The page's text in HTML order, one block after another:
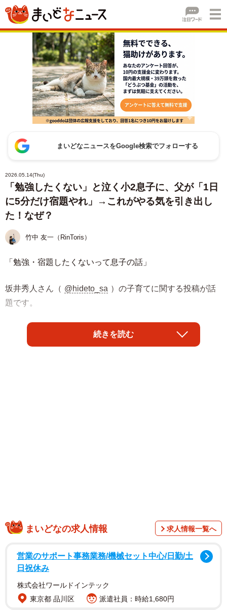
まいどなニュースをGoogle検索でフォローする
2026.05.14(Thu)
「勉強したくない」と泣く小2息子に、父が「1日
に5分だけ宿題やれ」→これがやる気を引き出し
た！なぜ？
竹中 友一（RinToris）
「勉強・宿題したくないって息子の話」
坂井秀人さん（ @hideto_sa ）の子育てに関する投稿が話
題です。
お子さんを抱えるご家庭にとって、勉強はとても重要な課
題。子どもが学校の宿題を嫌がったりして、なかなか勉強
「（勉強は）やらなくていいよ。塾もやめてもいい。ゲー
そんなことを言ったら、息子さんはますます勉強をしなく
なるのでは…とも思えてしまいます。ところが、坂井さん
のこの言葉が、状況を180度変えることになりました。
続きを読む
まいどなの求人情報 求人情報一覧へ
営業のサポート事務業務/機械セット中心/日勤/土
日祝休み
株式会社ワールドインテック
東京都 品川区
派遣社員：時給1,680円